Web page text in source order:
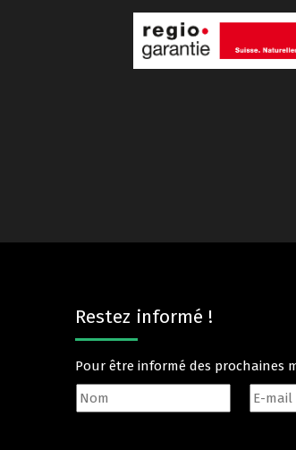
Restez informé !
Pour être informé des prochaines